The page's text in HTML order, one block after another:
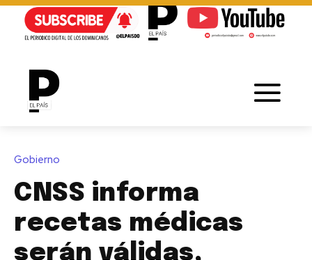
Gobierno
CNSS informa
recetas médicas
serán válidas,